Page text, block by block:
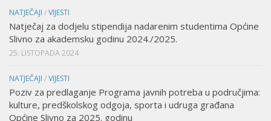
NATJEČAJI /VIJESTI
Natječaj za dodjelu stipendija nadarenim studentima Općine
Slivno za akademsku godinu 2024./2025.
25. LISTOPADA 2024
NATJEČAJI /VIJESTI
Poziv za predlaganje Programa javnih potreba u područjima:
kulture, predškolskog odgoja, sporta i udruga građana
Općine Slivno za 2025. godinu